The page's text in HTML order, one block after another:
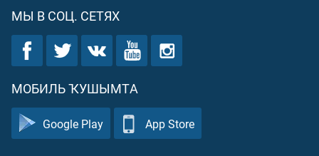
МЫ В СОЦ. СЕТЯХ
МОБИЛЬ ҠУШЫМТА
Google Play App Store